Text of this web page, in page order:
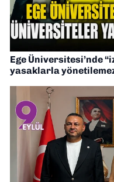
Ege Üniversitesi’nde
yasaklarla